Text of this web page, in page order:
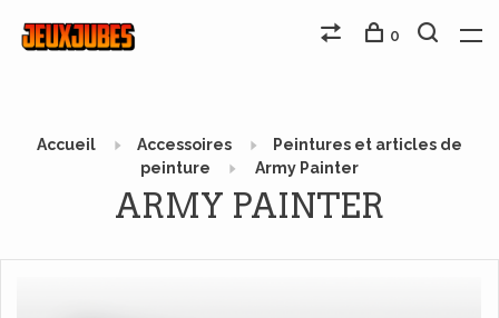
0
Accueil Accessoires
Peintures et articles de
peinture
Army Painter
ARMY PAINTER